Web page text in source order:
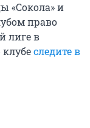
«Сокола» и
право
лиге в
следите в